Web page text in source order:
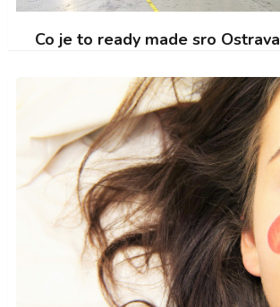
Co je to ready made sro Ostrava